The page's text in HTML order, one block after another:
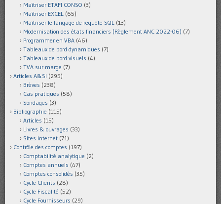
Maîtriser ETAFI CONSO (3)
Maîtriser EXCEL (65)
Maîtriser le langage de requête SQL (13)
Modernisation des états financiers (Règlement ANC 2022-06) (7)
Programmer en VBA (46)
Tableaux de bord dynamiques (7)
Tableaux de bord visuels (4)
TVA sur marge (7)
Articles A&SI (295)
Brèves (238)
Cas pratiques (58)
Sondages (3)
Bibliographie (115)
Articles (15)
Livres & ouvrages (33)
Sites internet (71)
Contrôle des comptes (197)
Comptabilité analytique (2)
Comptes annuels (47)
Comptes consolidés (35)
Cycle Clients (28)
Cycle Fiscalité (52)
Cycle Fournisseurs (29)